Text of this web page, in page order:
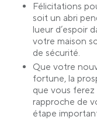
Félicitations
soit un abri
lueur d’espoir
votre maison
de sécurité.
Que votre
fortune, la
que vous ferez
rapproche de
étape